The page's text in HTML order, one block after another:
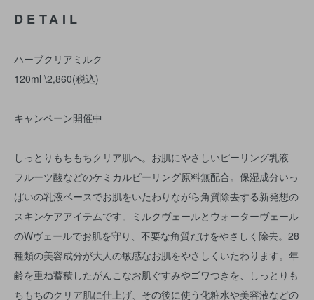
DETAIL
ハーブクリアミルク
120ml \2,860(税込)
キャンペーン開催中
しっとりもちもちクリア肌へ。お肌にやさしいピーリング乳液
フルーツ酸などのケミカルピーリング原料無配合。保湿成分いっ
ぱいの乳液ベースでお肌をいたわりながら角質除去する新発想の
スキンケアアイテムです。ミルクヴェールとウォーターヴェール
のWヴェールでお肌を守り、不要な角質だけをやさしく除去。28
種類の美容成分が大人の敏感なお肌をやさしくいたわります。年
齢を重ね蓄積したがんこなお肌ぐすみやゴワつきを、しっとりも
ちもちのクリア肌に仕上げ、その後に使う化粧水や美容液などの